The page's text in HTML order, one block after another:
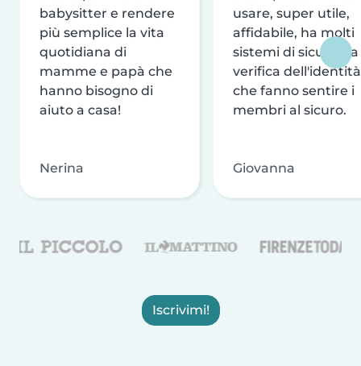
babysitter e rendere
più semplice la vita
quotidiana di
mamme e papà che
hanno bisogno di
aiuto a casa!
Nerina
usare, super utile,
affidabile, ha molti
sistemi di sicurezza
verifica dell'identità
che fanno sentire i
membri al sicuro.
Giovanna
Iscrivimi!